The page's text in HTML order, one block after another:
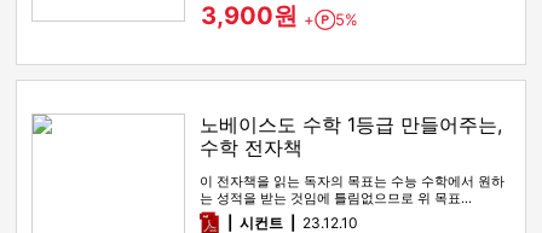
3,900원 + Point
5%
노베이스도 수학 1등급 만들어주는,
수학 전자책
이 전자책을 읽는 독자의 목표는 수능 수학에서 원하
는 성적을 받는 것임에 틀림없으므로 위 목표…
pdf시컨트 23.12.10